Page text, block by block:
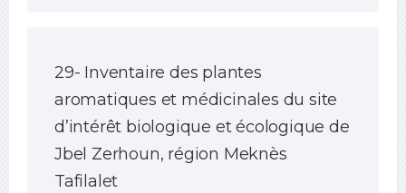
29- Inventaire des plantes
aromatiques et médicinales du site
d’intérêt biologique et écologique de
Jbel Zerhoun, région Meknès
Tafilalet